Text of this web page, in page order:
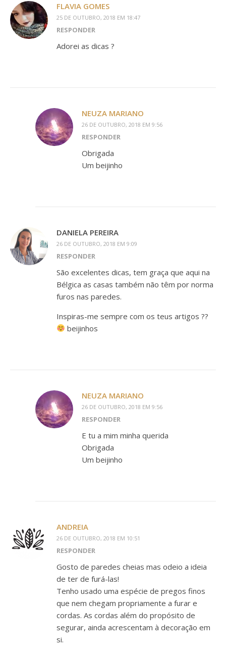
FLAVIA GOMES
25 DE OUTUBRO, 2018 EM 18:47
RESPONDER
Adorei as dicas ?
NEUZA MARIANO
26 DE OUTUBRO, 2018 EM 9:56
RESPONDER
Obrigada
Um beijinho
DANIELA PEREIRA
26 DE OUTUBRO, 2018 EM 9:09
RESPONDER
São excelentes dicas, tem graça que aqui na
Bélgica as casas também não têm por norma
furos nas paredes.
Inspiras-me sempre com os teus artigos ??
beijinhos
NEUZA MARIANO
26 DE OUTUBRO, 2018 EM 9:56
RESPONDER
E tu a mim minha querida
Obrigada
Um beijinho
ANDREIA
26 DE OUTUBRO, 2018 EM 10:51
RESPONDER
Gosto de paredes cheias mas odeio a ideia
de ter de furá-las!
Tenho usado uma espécie de pregos finos
que nem chegam propriamente a furar e
cordas. As cordas além do propósito de
segurar, ainda acrescentam à decoração em
si.